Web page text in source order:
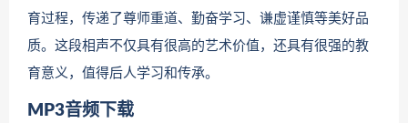
育过程，传递了尊师重道、勤奋学习、谦虚谨慎等美好品
质。这段相声不仅具有很高的艺术价值，还具有很强的教
育意义，值得后人学习和传承。
MP3音频下载